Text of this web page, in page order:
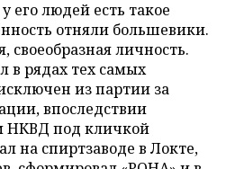
его людей есть такое
отняли большевики.
своеобразная личность.
в рядах тех самых
из партии за
впоследствии
НКВД под кличкой
на спиртзаводе в Локте,